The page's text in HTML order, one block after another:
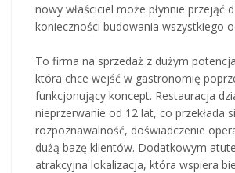
nowy właściciel może płynnie przejąć
konieczności budowania wszystkiego
To firma na sprzedaż z dużym
która chce wejść w gastronomię
funkcjonujący koncept. Restauracja
nieprzerwanie od 12 lat, co przekłada
rozpoznawalność, doświadczenie
dużą bazę klientów. Dodatkowym
atrakcyjna lokalizacja, która wspiera